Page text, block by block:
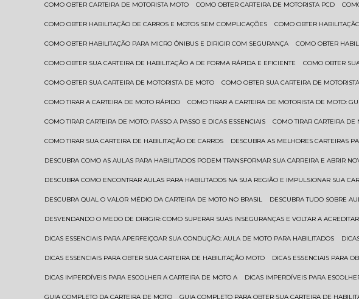
COMO OBTER CARTEIRA DE MOTORISTA MOTO COMO OBTER CARTEIRA DE MOTORISTA PCD
COMO OBTER HABILITAÇÃO DE CARROS E MOTOS SEM COMPLICAÇÕES COMO OBTER
COMO OBTER HABILITAÇÃO PARA MICRO ÔNIBUS E DIRIGIR COM SEGURANÇA COMO OBTER
COMO OBTER SUA CARTEIRA DE HABILITAÇÃO A DE FORMA RÁPIDA E EFICIENTE COMO OBTER
COMO OBTER SUA CARTEIRA DE MOTORISTA DE MOTO COMO OBTER SUA CARTEIRA DE
COMO TIRAR A CARTEIRA DE MOTO RÁPIDO COMO TIRAR A CARTEIRA DE MOTORISTA DE MOTO:
COMO TIRAR CARTEIRA DE MOTO: PASSO A PASSO E DICAS ESSENCIAIS COMO TIRAR CARTEIRA
COMO TIRAR SUA CARTEIRA DE HABILITAÇÃO DE CARROS DESCUBRA AS MELHORES CARTEIRAS
DESCUBRA COMO AS AULAS PARA HABILITADOS PODEM TRANSFORMAR SUA CARREIRA E ABRIR
DESCUBRA COMO ENCONTRAR AULAS PARA HABILITADOS NA SUA REGIÃO E IMPULSIONAR SUA
DESCUBRA QUAL O VALOR MÉDIO DA CARTEIRA DE MOTO NO BRASIL DESCUBRA TUDO SOBRE
DESVENDANDO O MEDO DE DIRIGIR: COMO SUPERAR SUAS INSEGURANÇAS E VOLTAR A
DICAS ESSENCIAIS PARA APERFEIÇOAR SUA CONDUÇÃO: AULA DE MOTO PARA HABILITADOS
DICAS ESSENCIAIS PARA OBTER SUA CARTEIRA DE HABILITAÇÃO MOTO DICAS ESSENCIAIS PARA
DICAS IMPERDÍVEIS PARA ESCOLHER A CARTEIRA DE MOTO A DICAS IMPERDÍVEIS PARA
GUIA COMPLETO DA CARTEIRA DE MOTO GUIA COMPLETO PARA OBTER SUA CARTEIRA DE